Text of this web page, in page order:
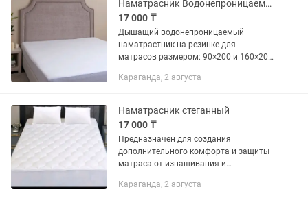
Наматрасник Водонепроницаемый
17 000 ₸
Дышащий водонепроницаемый
наматрастник на резинке для
матрасов размером: 90×200 и 160×200
поверхностностью . Наматрастник с
по бокам для...
Караганда, 2 августа
Наматрасник стеганный
17 000 ₸
Предназначен для создания
дополнительного комфорта и защиты
матраса от изнашивания и
микрофибра,гипоаллергенна и
Караганда, 2 августа